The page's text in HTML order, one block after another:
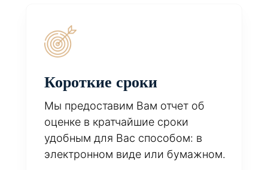
Короткие сроки
Мы предоставим Вам отчет об
оценке в кратчайшие сроки
удобным для Вас способом: в
электронном виде или бумажном.